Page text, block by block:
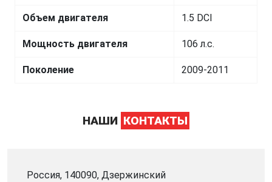
Объем двигателя 1.5 DCI
Мощность двигателя 106 л.с.
Поколение 2009-2011
НАШИ КОНТАКТЫ
Россия, 140090, Дзержинский